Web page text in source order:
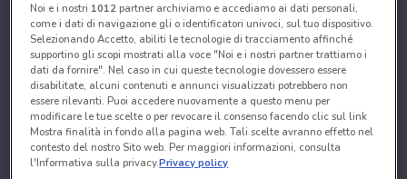
Noi e i nostri 1012partner archiviamo e accediamo ai dati personali,
come i dati di navigazione gli o identificatori univoci, sul tuo dispositivo.
Selezionando Accetto, abiliti le tecnologie di tracciamento affinché
supportino gli scopi mostrati alla voce "Noi e i nostri partner trattiamo i
dati da fornire". Nel caso in cui queste tecnologie dovessero essere
disabilitate, alcuni contenuti e annunci visualizzati potrebbero non
essere rilevanti. Puoi accedere nuovamente a questo menu per
modificare le tue scelte o per revocare il consenso facendo clic sul link
Mostra finalità in fondo alla pagina web. Tali scelte avranno effetto nel
contesto del nostro Sito web. Per maggiori informazioni, consulta
l'Informativa sulla privacy.Privacy policy